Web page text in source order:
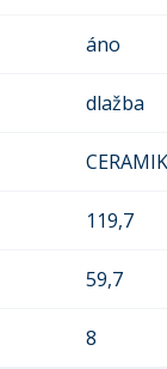
áno
dlažba
119,7
59,7
8